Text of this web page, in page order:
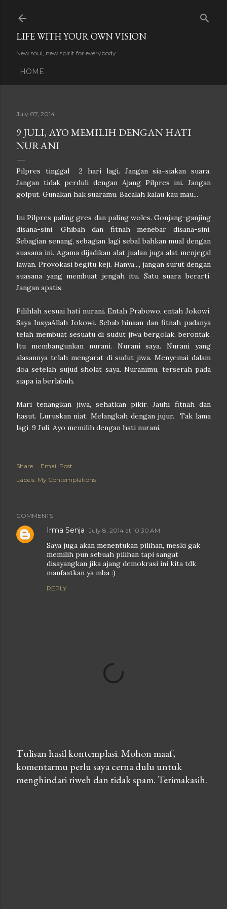
LIFE WITH YOUR OWN VISION
New soul, new spirit for everybody
HOME
July 07, 2014
9 JULI, AYO MEMILIH DENGAN HATI
NURANI
Pilpres tinggal 2 hari lagi. Jangan sia-siakan suara.
Jangan tidak perduli dengan Ajang Pilpres ini. Jangan
golput. Gunakan hak suaramu. Bacalah kalau kau mau...
Ini Pilpres paling gres dan paling woles. Gonjang-ganjing
disana-sini. Ghibah dan fitnah menebar disana-sini.
Sebagian senang, sebagian lagi sebal bahkan mual dengan
suasana ini. Agama dijadikan alat jualan juga alat menjegal
lawan. Provokasi begitu keji. Hanya..., jangan surut dengan
suasana yang membuat jengah itu. Satu suara berarti.
Jangan apatis.
Pilihlah sesuai hati nurani. Entah Prabowo, entah Jokowi.
Saya InsyaAllah Jokowi. Sebab hinaan dan fitnah padanya
telah membuat sesuatu di sudut jiwa bergolak, berontak.
Itu membangunkan nurani. Nurani saya. Nurani yang
alasannya telah mengarat di sudut jiwa. Menyemai dalam
doa setelah sujud sholat saya. Nuranimu, terserah pada
siapa ia berlabuh.
Mari tenangkan jiwa, sehatkan pikir. Jauhi fitnah dan
hasut. Luruskan niat. Melangkah dengan jujur. Tak lama
lagi, 9 Juli. Ayo memilih dengan hati nurani.
Share
Email Post
Labels: My Contemplations
COMMENTS
Irma Senja July 8, 2014 at 10:30 AM
Saya juga akan menentukan pilihan, meski gak
memilih pun sebuah pilihan tapi sangat
disayangkan jika ajang demokrasi ini kita tdk
manfaatkan ya mba :)
REPLY
P
o
Tulisan hasil kontemplasi. Mohon maaf,
komentarmu perlu saya cerna dulu untuk
menghindari riweh dan tidak spam. Terimakasih.